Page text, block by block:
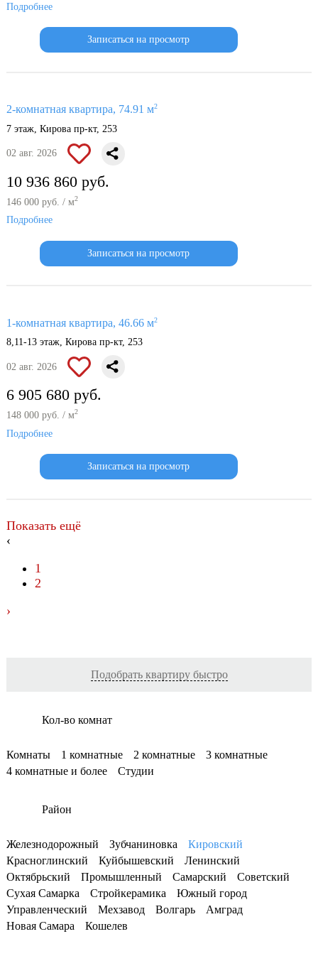
Подробнее
Записаться на просмотр
2-комнатная квартира, 74.91 м2
7 этаж, Кирова пр-кт, 253
02 авг. 2026
10 936 860 руб.
146 000 руб. / м2
Подробнее
Записаться на просмотр
1-комнатная квартира, 46.66 м2
8,11-13 этаж, Кирова пр-кт, 253
02 авг. 2026
6 905 680 руб.
148 000 руб. / м2
Подробнее
Записаться на просмотр
Показать ещё
‹
1
2
›
Подобрать квартиру быстро
Кол-во комнат
Комнаты 1 комнатные 2 комнатные
3 комнатные
4 комнатные и более
Студии
Район
Железнодорожный Зубчаниновка
Кировский
Красноглинский
Куйбышевский
Ленинский
Октябрьский
Промышленный Самарский
Советский
Сухая Самарка
Стройкерамика
Южный город
Управленческий
Мехзавод Волгарь
Амград
Новая Самара
Кошелев